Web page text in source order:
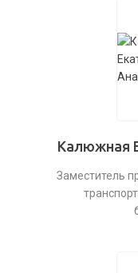
Калюжная
Заместитель